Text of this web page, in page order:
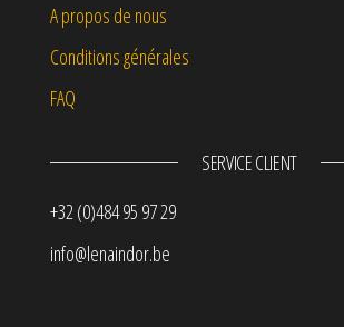
A propos de nous
Conditions générales
FAQ
SERVICE CLIENT
+32 (0)484 95 97 29
info@lenaindor.be